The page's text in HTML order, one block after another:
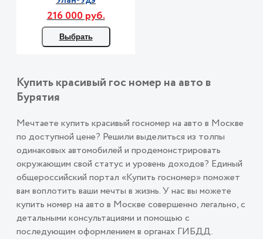
216 000 руб.
Выбрать
Купить красивый гос номер на авто в
Бурятия
Мечтаете купить красивый госномер на авто в Москве
по доступной цене? Решили выделиться из толпы
одинаковых автомобилей и продемонстрировать
окружающим свой статус и уровень доходов? Единый
общероссийский портал «Купить госномер» поможет
вам воплотить ваши мечты в жизнь. У нас вы можете
купить номер на авто в Москве совершенно легально, с
детальными консультациями и помощью с
последующим оформлением в органах ГИБДД.